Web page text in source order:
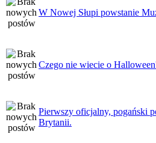
W Nowej Słupi powstanie
Czego nie wiecie o
Pierwszy oficjalny, pogański
Brytanii.